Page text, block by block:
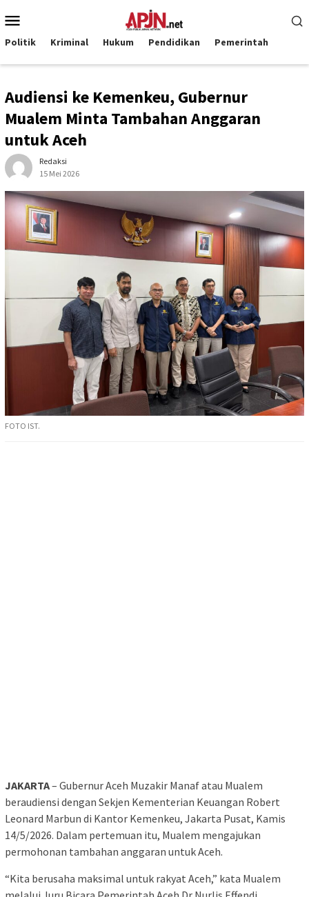
ke
kontenMobile
Politik Kriminal Hukum Pendidikan Pemerintah
Audiensi ke Kemenkeu, Gubernur
Mualem Minta Tambahan Anggaran
untuk Aceh
Redaksi
15 Mei 2026
FOTO IST.
JAKARTA– Gubernur Aceh Muzakir Manaf atau Mualem
beraudiensi dengan Sekjen Kementerian Keuangan Robert
Leonard Marbun di Kantor Kemenkeu, Jakarta Pusat, Kamis
14/5/2026. Dalam pertemuan itu, Mualem mengajukan
permohonan tambahan anggaran untuk Aceh.
“Kita berusaha maksimal untuk rakyat Aceh,” kata Mualem